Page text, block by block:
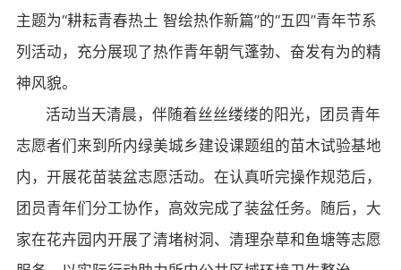
主题为“耕耘青春热土 智绘热作新篇”的“五四”青年节系
列活动，充分展现了热作青年朝气蓬勃、奋发有为的精
神风貌。
活动当天清晨，伴随着丝丝缕缕的阳光，团员青年
志愿者们来到所内绿美城乡建设课题组的苗木试验基地
内，开展花苗装盆志愿活动。在认真听完操作规范后，
团员青年们分工协作，高效完成了装盆任务。随后，大
家在花卉园内开展了清堵树洞、清理杂草和鱼塘等志愿